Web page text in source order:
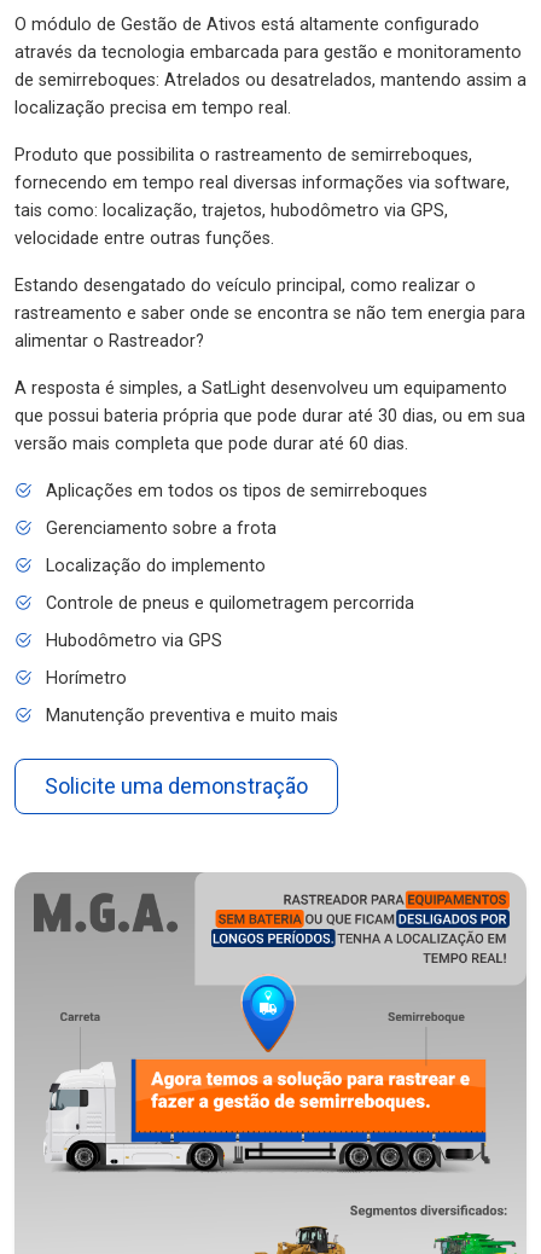
O módulo de Gestão de Ativos está altamente configurado
através da tecnologia embarcada para gestão e monitoramento
de semirreboques: Atrelados ou desatrelados, mantendo assim a
localização precisa em tempo real.
Produto que possibilita o rastreamento de semirreboques,
fornecendo em tempo real diversas informações via software,
tais como: localização, trajetos, hubodômetro via GPS,
velocidade entre outras funções.
Estando desengatado do veículo principal, como realizar o
rastreamento e saber onde se encontra se não tem energia para
alimentar o Rastreador?
A resposta é simples, a SatLight desenvolveu um equipamento
que possui bateria própria que pode durar até 30 dias, ou em sua
versão mais completa que pode durar até 60 dias.
Aplicações em todos os tipos de semirreboques
Gerenciamento sobre a frota
Localização do implemento
Controle de pneus e quilometragem percorrida
Hubodômetro via GPS
Horímetro
Manutenção preventiva e muito mais
Solicite uma demonstração